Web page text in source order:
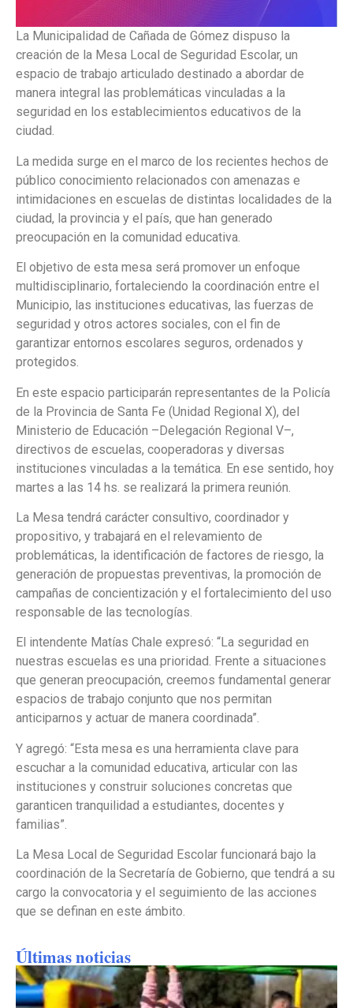
La Municipalidad de Cañada de Gómez dispuso la
creación de la Mesa Local de Seguridad Escolar, un
espacio de trabajo articulado destinado a abordar de
manera integral las problemáticas vinculadas a la
seguridad en los establecimientos educativos de la
ciudad.
La medida surge en el marco de los recientes hechos de
público conocimiento relacionados con amenazas e
intimidaciones en escuelas de distintas localidades de la
ciudad, la provincia y el país, que han generado
preocupación en la comunidad educativa.
El objetivo de esta mesa será promover un enfoque
multidisciplinario, fortaleciendo la coordinación entre el
Municipio, las instituciones educativas, las fuerzas de
seguridad y otros actores sociales, con el fin de
garantizar entornos escolares seguros, ordenados y
protegidos.
En este espacio participarán representantes de la Policía
de la Provincia de Santa Fe (Unidad Regional X), del
Ministerio de Educación –Delegación Regional V–,
directivos de escuelas, cooperadoras y diversas
instituciones vinculadas a la temática. En ese sentido, hoy
martes a las 14 hs. se realizará la primera reunión.
La Mesa tendrá carácter consultivo, coordinador y
propositivo, y trabajará en el relevamiento de
problemáticas, la identificación de factores de riesgo, la
generación de propuestas preventivas, la promoción de
campañas de concientización y el fortalecimiento del uso
responsable de las tecnologías.
El intendente Matías Chale expresó: “La seguridad en
nuestras escuelas es una prioridad. Frente a situaciones
que generan preocupación, creemos fundamental generar
espacios de trabajo conjunto que nos permitan
anticiparnos y actuar de manera coordinada”.
Y agregó: “Esta mesa es una herramienta clave para
escuchar a la comunidad educativa, articular con las
instituciones y construir soluciones concretas que
garanticen tranquilidad a estudiantes, docentes y
familias”.
La Mesa Local de Seguridad Escolar funcionará bajo la
coordinación de la Secretaría de Gobierno, que tendrá a su
cargo la convocatoria y el seguimiento de las acciones
que se definan en este ámbito.
Últimas noticias